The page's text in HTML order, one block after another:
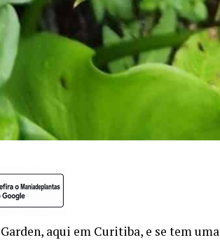
aqui em Curitiba, e se tem uma